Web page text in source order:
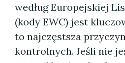
według Europejskiej
(kody EWC) jest
to najczęstsza
kontrolnych. Jeśli nie